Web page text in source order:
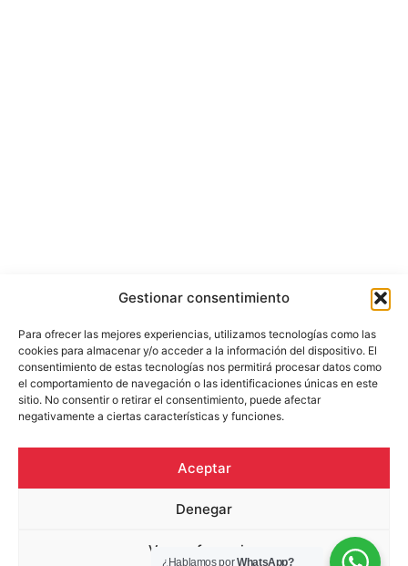
Gestionar consentimiento
Para ofrecer las mejores experiencias, utilizamos tecnologías como las
cookies para almacenar y/o acceder a la información del dispositivo. El
consentimiento de estas tecnologías nos permitirá procesar datos como
el comportamiento de navegación o las identificaciones únicas en este
sitio. No consentir o retirar el consentimiento, puede afectar
negativamente a ciertas características y funciones.
Aceptar
Denegar
Ver preferencias
¿Hablamos porWhatsApp?